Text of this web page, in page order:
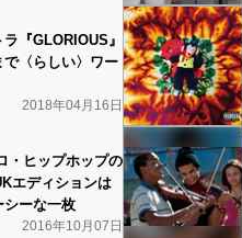
『GLORIOUS』
〈らしい〉ワー
2018年04月16日
・ヒップホップの
エディションは
シーな一枚
2016年10月07日